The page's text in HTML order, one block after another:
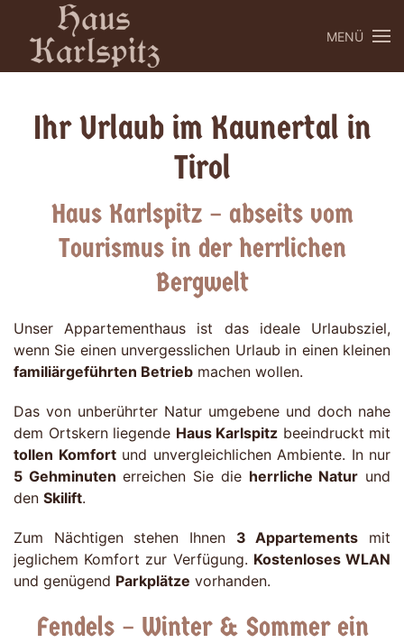
Zum Hauptinhalt springen
MENÜ
Ihr Urlaub im Kaunertal in
Tirol
Haus Karlspitz – abseits vom
Tourismus in der herrlichen
Bergwelt
Unser Appartementhaus ist das ideale Urlaubsziel,
wenn Sie einen unvergesslichen Urlaub in einen kleinen
familiärgeführten Betrieb machen wollen.
Das von unberührter Natur umgebene und doch nahe
dem Ortskern liegende Haus Karlspitz beeindruckt mit
tollen Komfortund unvergleichlichen Ambiente. In nur
5 Gehminuten erreichen Sie die herrliche Natur und
den Skilift.
Zum Nächtigen stehen Ihnen 3 Appartements mit
jeglichem Komfort zur Verfügung. Kostenloses WLAN
und genügend Parkplätze vorhanden.
Fendels – Winter & Sommer ein